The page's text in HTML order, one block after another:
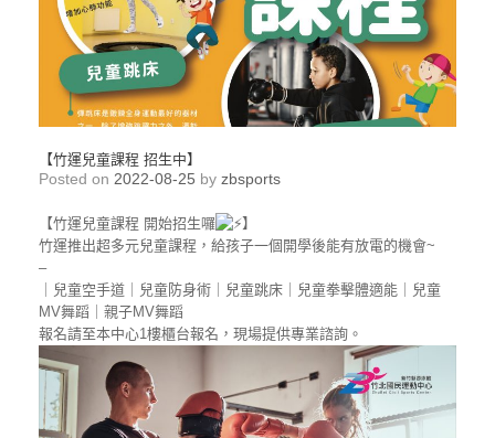
【竹運兒童課程 招生中】
Posted on 2022-08-25 by zbsports
【竹運兒童課程 開始招生囉
】
竹運推出超多元兒童課程，給孩子一個開學後能有放電的機會~
–
｜兒童空手道｜兒童防身術｜兒童跳床｜兒童拳擊體適能｜兒童
MV舞蹈｜親子MV舞蹈
報名請至本中心1樓櫃台報名，現場提供專業諮詢。